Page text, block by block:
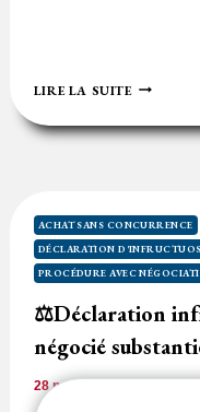
LIRE LA SUITE⚖️
DE
AVEC
ACHAT SANS CONCURRENCE
DÉCLARATION
PROCÉDURE AVEC
⚖️Déclaration
négocié
28 novembre 2022